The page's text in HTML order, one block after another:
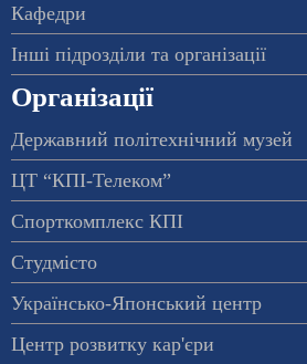
Кафедри
Інші підрозділи та організації
Організації
Державний політехнічний музей
ЦТ “КПІ-Телеком”
Спорткомплекс КПІ
Студмісто
Українсько-Японський центр
Центр розвитку кар'єри